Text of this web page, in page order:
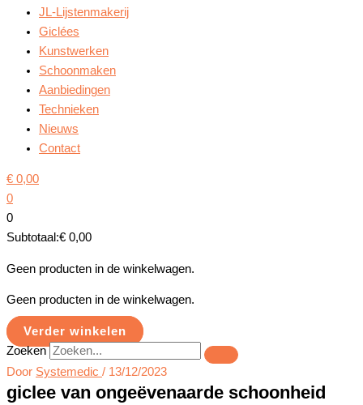
JL-Lijstenmakerij
Giclées
Kunstwerken
Schoonmaken
Aanbiedingen
Technieken
Nieuws
Contact
€ 0,00
0
0
Subtotaal:€ 0,00
Geen producten in de winkelwagen.
Geen producten in de winkelwagen.
Verder winkelen
Zoeken
Door Systemedic / 13/12/2023
giclee van ongeëvenaarde schoonheid